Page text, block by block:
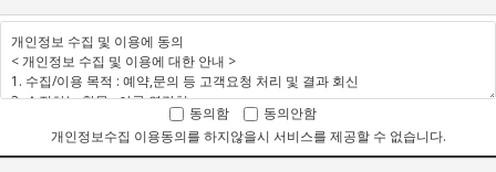
동의함
동의안함
개인정보수집 이용동의를 하지않을시 서비스를 제공할 수 없습니다.